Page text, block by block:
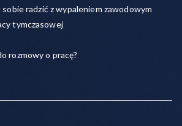
sobie radzić z wypaleniem zawodowym
tymczasowej
rozmowy o pracę?